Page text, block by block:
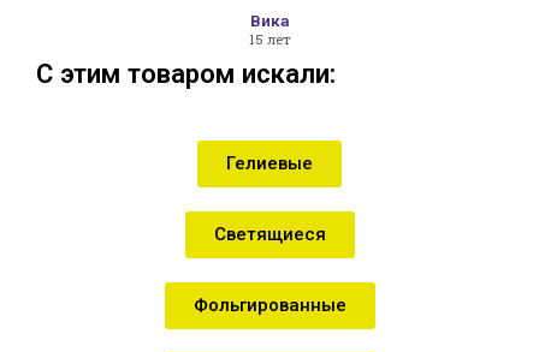
Вика
15 лет
С этим товаром искали:
Гелиевые
Светящиеся
Фольгированные